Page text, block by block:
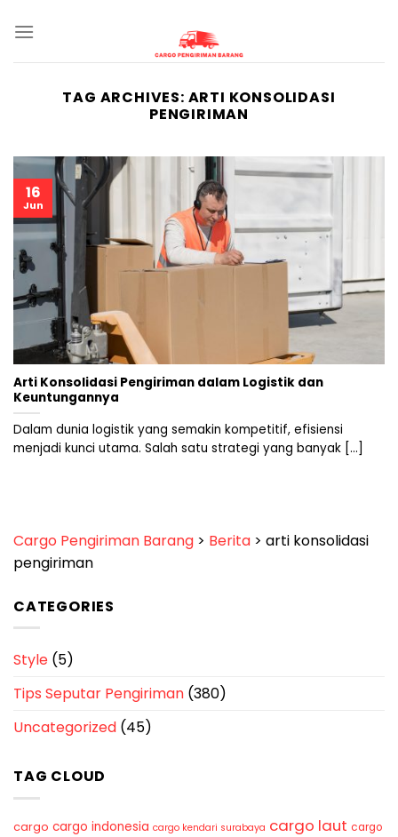
TAG ARCHIVES: ARTI KONSOLIDASI
PENGIRIMAN
Arti Konsolidasi Pengiriman dalam Logistik dan
Keuntungannya
Dalam dunia logistik yang semakin kompetitif, efisiensi
menjadi kunci utama. Salah satu strategi yang banyak [...]
16
Jun
Cargo Pengiriman Barang > Berita > arti konsolidasi
pengiriman
CATEGORIES
Style (5)
Tips Seputar Pengiriman (380)
Uncategorized (45)
TAG CLOUD
cargo cargo indonesia cargo kendari surabaya cargo laut cargo